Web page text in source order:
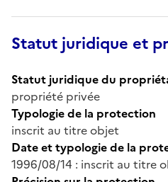
Statut juridique et
Statut juridique du
propriété privée
Typologie de la protection
inscrit au titre objet
Date et typologie de la
1996/08/14 : inscrit au titre